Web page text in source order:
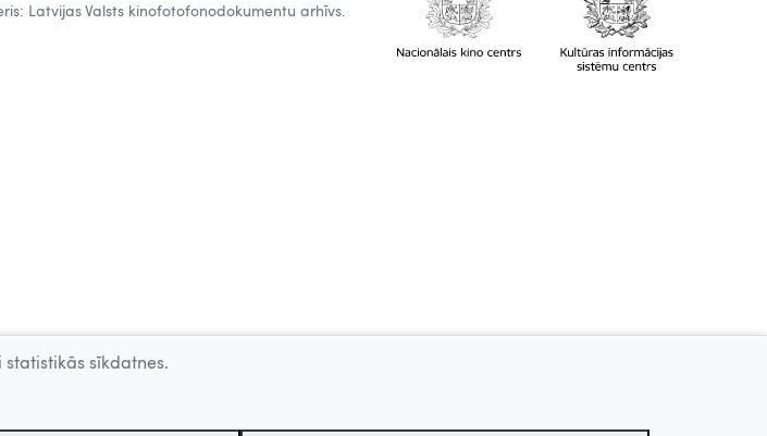
Latvijas Valsts kinofotofonodokumentu arhīvs.
sīkdatnes.